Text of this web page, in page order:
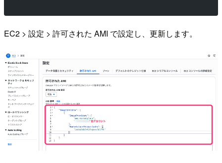
EC2 > 設定 > 許可された AMI で設定し、更新します。